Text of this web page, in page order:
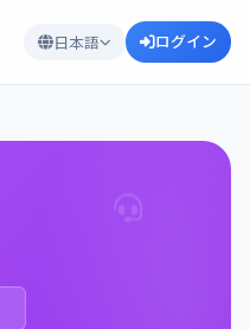
日本語 ログイン